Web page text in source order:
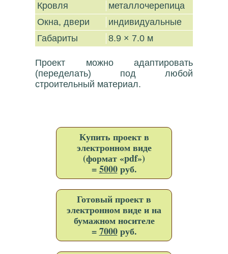
Кровля
металлочерепица
Окна, двери
индивидуальные
Габариты
8.9 × 7.0 м
Проект можно адаптировать
(переделать) под любой
строительный материал.
Купить проект в
электронном виде
(формат «pdf»)
=5000руб.
Готовый проект в
электронном виде и на
бумажном носителе
=7000руб.